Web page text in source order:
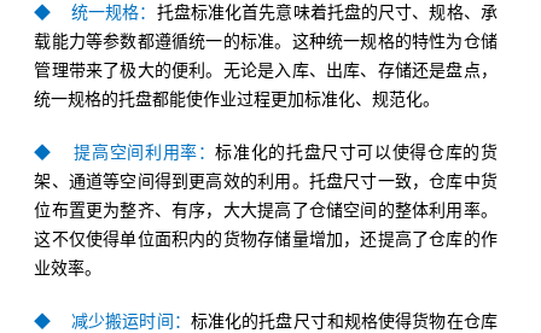
◆ 统一规格： 托盘标准化首先意味着托盘的尺寸、规格、承
载能力等参数都遵循统一的标准。这种统一规格的特性为仓储
管理带来了极大的便利。无论是入库、出库、存储还是盘点，
统一规格的托盘都能使作业过程更加标准化、规范化。
◆ 提高空间利用率：标准化的托盘尺寸可以使得仓库的货
架、通道等空间得到更高效的利用。托盘尺寸一致，仓库中货
位布置更为整齐、有序，大大提高了仓储空间的整体利用率。
这不仅使得单位面积内的货物存储量增加，还提高了仓库的作
业效率。
◆ 减少搬运时间： 标准化的托盘尺寸和规格使得货物在仓库